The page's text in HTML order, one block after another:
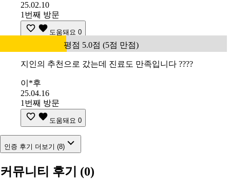
25.02.10
1번째 방문
도움돼요 0
평점 5.0점 (5점 만점)
지인의 추천으로 갔는데 진료도 만족입니다 ????
이*후
25.04.16
1번째 방문
도움돼요 0
인증 후기 더보기 (8)
커뮤니티 후기 (0)